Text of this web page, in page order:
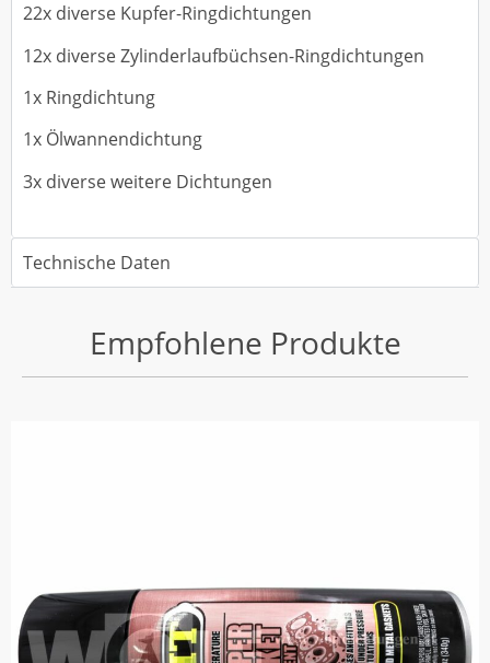
22x diverse Kupfer-Ringdichtungen
12x diverse Zylinderlaufbüchsen-Ringdichtungen
1x Ringdichtung
1x Ölwannendichtung
3x diverse weitere Dichtungen
Technische Daten
Empfohlene Produkte